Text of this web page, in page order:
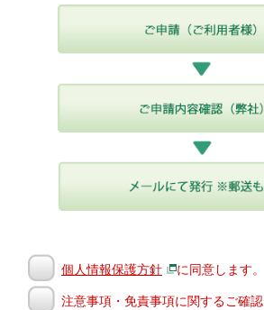
個人情報保護方針 に同意します。
注意事項・免責事項に関するご確認